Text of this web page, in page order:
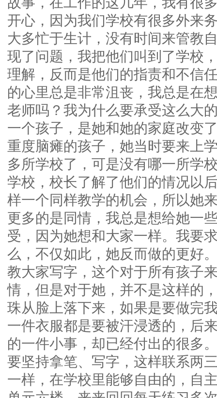
开心，因为我们学校有很多外来
大多忙于生计，没有时间来管教
现了问题，我把他们叫到了学校
理解，反而是他们的指责和不信
的心里总是非常沮丧，我总是在
老师吗？我为什么要承受这么大
一个孩子，是她和她的家庭改变
重度脑瘫的孩子，她当时要来上
多所学校了，可是没有哪一所学
学校，校长了解了他们的情况以
样一个同样教学的机会，所以她
更多的是同情，我总是想给她一
受，因为她想和大家一样。我要
么，不仅如此，她反而做的更好
教大家写字，这个对于所有孩子
情，但是对于她，并不是这样的
珠从脸上落下来，如果是要做完
一件衣服都是要被汗浸透的，后
的一件小事，却已经付出的很多
要坚持拿笔、写字，这样联系两
一样，在学校里能够自由的，自